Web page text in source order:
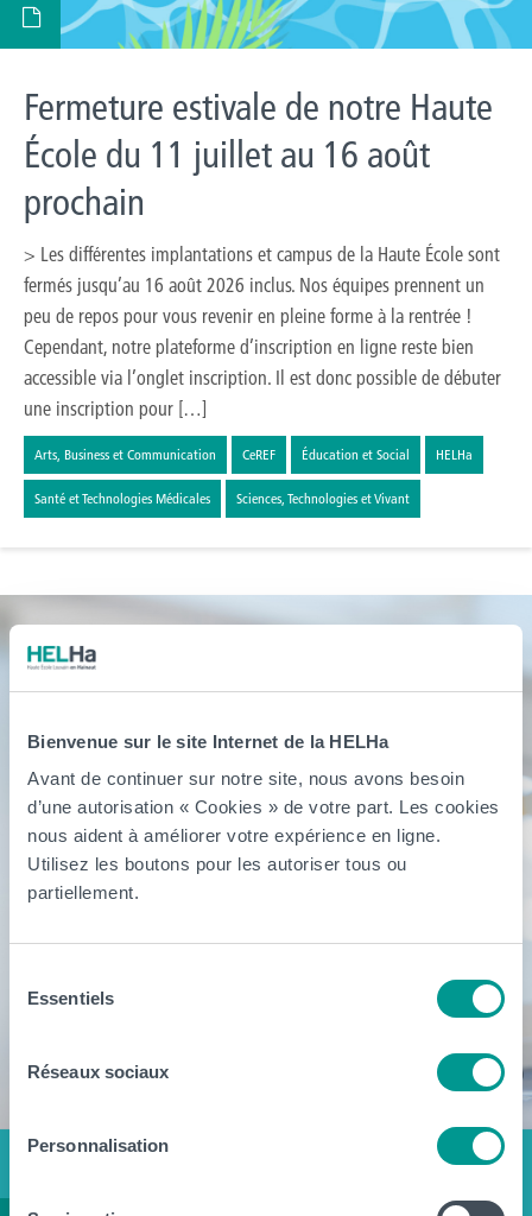
Bienvenue sur le site Internet de la HELHa
Avant de continuer sur notre site, nous avons besoin
d’une autorisation « Cookies » de votre part. Les cookies
nous aident à améliorer votre expérience en ligne.
Utilisez les boutons pour les autoriser tous ou
partiellement.
Essentiels
Réseaux sociaux
Personnalisation
Fermeture estivale de notre Haute
École du 11 juillet au 16 août
prochain
> Les différentes implantations et campus de la Haute École sont
fermés jusqu’au 16 août 2026 inclus. Nos équipes prennent un
peu de repos pour vous revenir en pleine forme à la rentrée !
Cependant, notre plateforme d’inscription en ligne reste bien
accessible via l’onglet inscription. Il est donc possible de débuter
une inscription pour […]
Arts, Business et Communication CeREF Éducation et Social HELHa
Santé et Technologies Médicales Sciences, Technologies et Vivant